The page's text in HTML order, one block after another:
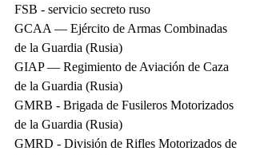
FSB - servicio secreto ruso
GCAA — Ejército de Armas Combinadas
de la Guardia (Rusia)
GIAP — Regimiento de Aviación de Caza
de la Guardia (Rusia)
GMRB - Brigada de Fusileros Motorizados
de la Guardia (Rusia)
GMRD - División de Rifles Motorizados de